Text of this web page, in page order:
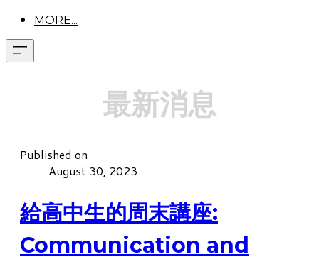
MORE...
最新消息
Published on
August 30, 2023
給高中生的周末講座:
Communication and